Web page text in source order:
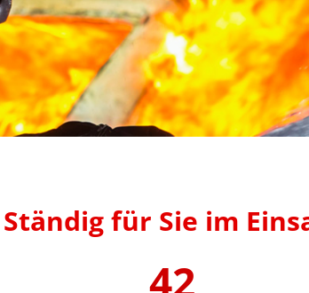
Ständig für Sie im
42